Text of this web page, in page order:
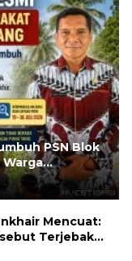
PSN Blok
Menunda
Mencuat:
Terjebak
Akhir Pekan